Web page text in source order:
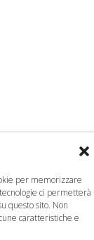
per memorizzare
ci permetterà
questo sito. Non
caratteristiche e
Age
d’uso,